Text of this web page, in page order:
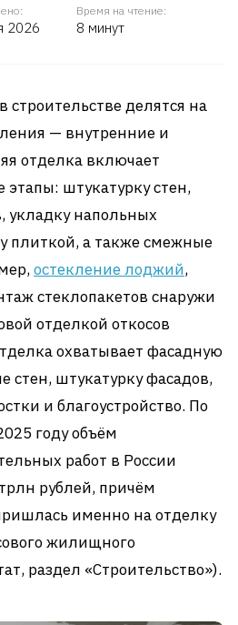
2026
Время на чтение:
8 минут
делятся на
— внутренние и
отделка включает
штукатурку стен,
укладку напольных
плиткой, а также смежные
остекление лоджий,
стеклопакетов снаружи
отделкой откосов
охватывает фасадную
стен, штукатурку фасадов,
и благоустройство. По
году объём
работ в России
рублей, причём
именно на отделку
жилищного
раздел «Строительство»).